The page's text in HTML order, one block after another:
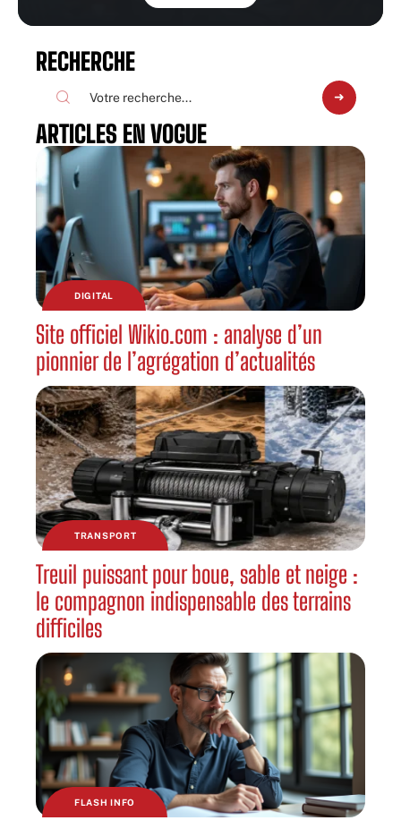
RECHERCHE
ARTICLES EN VOGUE
DIGITAL
Site officiel Wikio.com : analyse d’un
pionnier de l’agrégation d’actualités
TRANSPORT
Treuil puissant pour boue, sable et neige :
le compagnon indispensable des terrains
difficiles
FLASH INFO